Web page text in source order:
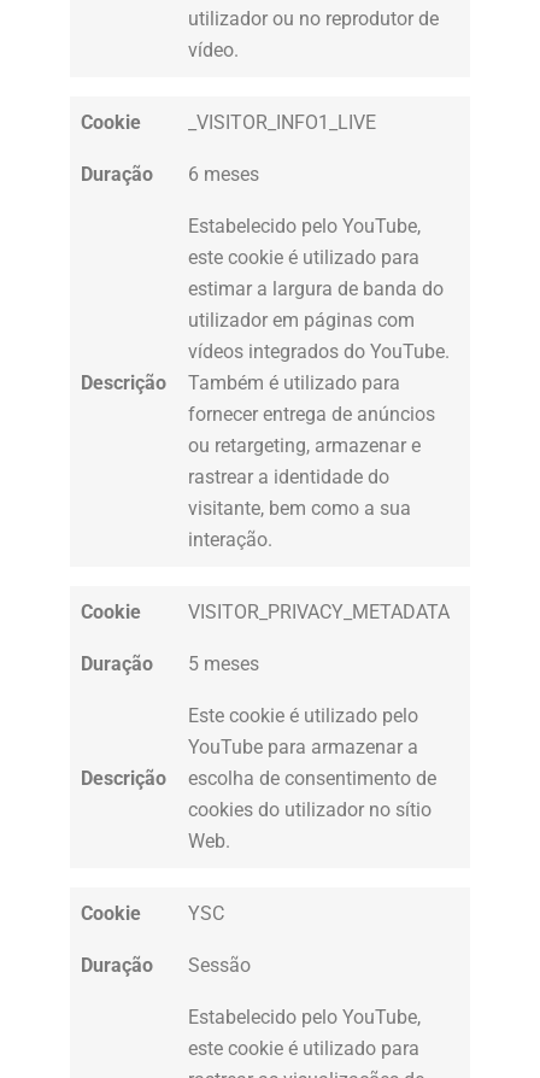
utilizador ou no reprodutor de
vídeo.
Cookie _VISITOR_INFO1_LIVE
Duração 6 meses
Descrição
Estabelecido pelo YouTube,
este cookie é utilizado para
estimar a largura de banda do
utilizador em páginas com
vídeos integrados do YouTube.
Também é utilizado para
fornecer entrega de anúncios
ou retargeting, armazenar e
rastrear a identidade do
visitante, bem como a sua
interação.
Cookie VISITOR_PRIVACY_METADATA
Duração 5 meses
Descrição
Este cookie é utilizado pelo
YouTube para armazenar a
escolha de consentimento de
cookies do utilizador no sítio
Web.
Cookie YSC
Duração Sessão
Estabelecido pelo YouTube,
este cookie é utilizado para